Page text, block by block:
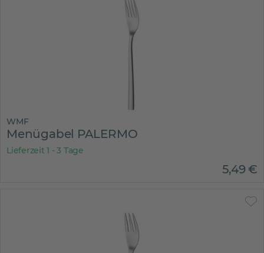
WMF
Menügabel PALERMO
Lieferzeit 1 - 3 Tage
5,49€